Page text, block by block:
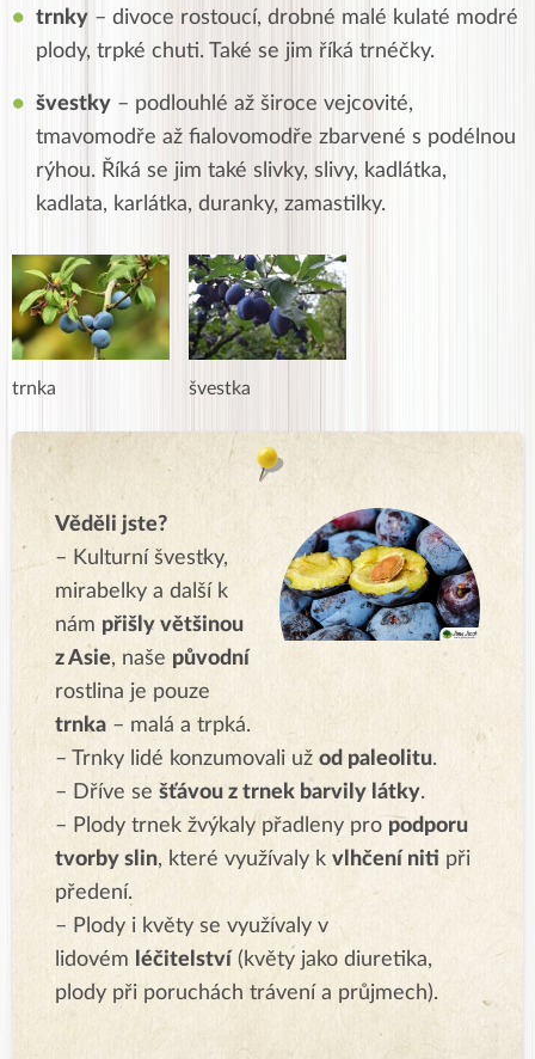
trnky – divoce rostoucí, drobné malé kulaté modré
plody, trpké chuti. Také se jim říká trnéčky.
švestky – podlouhlé až široce vejcovité,
tmavomodře až fialovomodře zbarvené s podélnou
rýhou. Říká se jim také slivky, slivy, kadlátka,
kadlata, karlátka, duranky, zamastilky.
trnka švestka
Věděli jste?
– Kulturní švestky,
mirabelky a další k
nám přišly většinou
z Asie, naše původní
rostlina je pouze
trnka – malá a trpká.
– Trnky lidé konzumovali už od paleolitu.
– Dříve se šťávou z trnek barvily látky.
– Plody trnek žvýkaly přadleny pro podporu
tvorby slin, které využívaly k vlhčení niti při
předení.
– Plody i květy se využívaly v
lidovém
léčitelství (květy jako diuretika,
plody při poruchách trávení a průjmech).